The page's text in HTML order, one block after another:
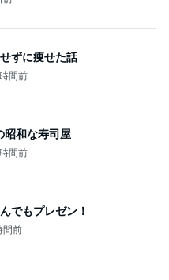
ずに痩せた話
間前
昭和な寿司屋
間前
でもプレゼン！
間前